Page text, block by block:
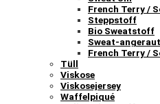
French Terry /
Steppstoff
Bio Sweatstoff
Sweat-
French Terry /
Tüll
Viskose
Viskosejersey
Waffelpiqué